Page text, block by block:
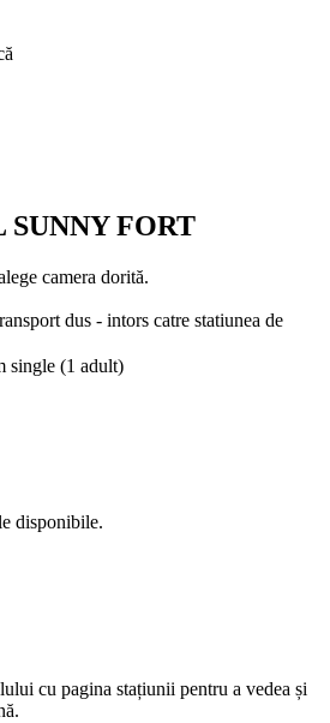
FORT
camera dorită.
dus - intors catre statiunea de
single (1 adult)
disponibile.
cu pagina stațiunii pentru a vedea și